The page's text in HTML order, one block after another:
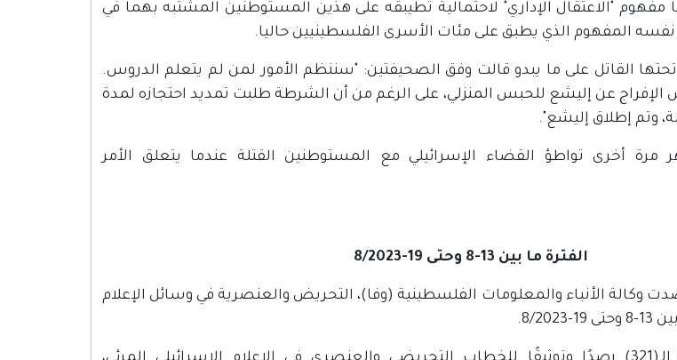
مفهوم "الاعتقال الإداري" لاحتمالية تطيبقه على هذين المستوطنين المشتبه بهما في
المفهوم الذي يطبق على مئات الأسرى الفلسطينيين حاليا.
تحتها القاتل على ما يبدو قالت وفق الصحيفتين: "سننظم الأمور لمن لم يتعلم الدروس.
عن إليشع للحبس المنزلي، على الرغم من أن الشرطة طلبت تمديد احتجازه لمدة
مرة أخرى تواطؤ القضاء الإسرائيلي مع المستوطنين القتلة عندما يتعلق الأمر
الفترة ما بين 13-8 وحتى 19-8/2023
21-8-2023 وفا- رصدت وكالة الأنباء والمعلومات الفلسطينية (وفا)، التحريض والعنصرية في وسائل الإعلام